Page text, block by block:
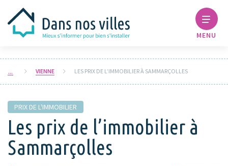
MENU
VIENNE LES PRIX DE L’IMMOBILIER À SAMMARÇOLLES
PRIX DE L'IMMOBILIER
Les prix de l’immobilier à
Sammarçolles